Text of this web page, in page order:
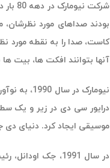
آنها بتوانند افکت ها، بیت
موسیقی ایجاد کرد. دنیای دی